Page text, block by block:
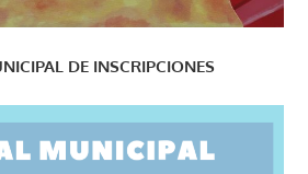
DE INSCRIPCIONES